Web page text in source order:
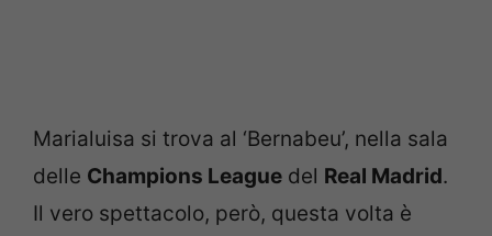
Marialuisa si trova al ‘Bernabeu’, nella sala
delle Champions League del Real Madrid.
Il vero spettacolo, però, questa volta è